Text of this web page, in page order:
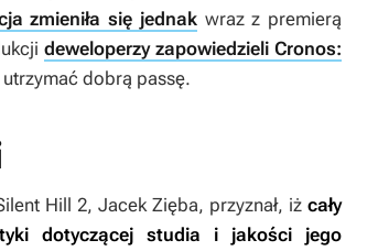
zmieniła się jednakwraz z premierą
deweloperzy zapowiedzieli Cronos:
dobrą passę.
Hill 2, Jacek Zięba, przyznał, iż cały
dotyczącej studia i jakości jego